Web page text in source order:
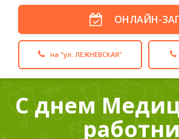
ОНЛАЙН-
на "ул. ЛЕЖНЕВСКАЯ"
С днем